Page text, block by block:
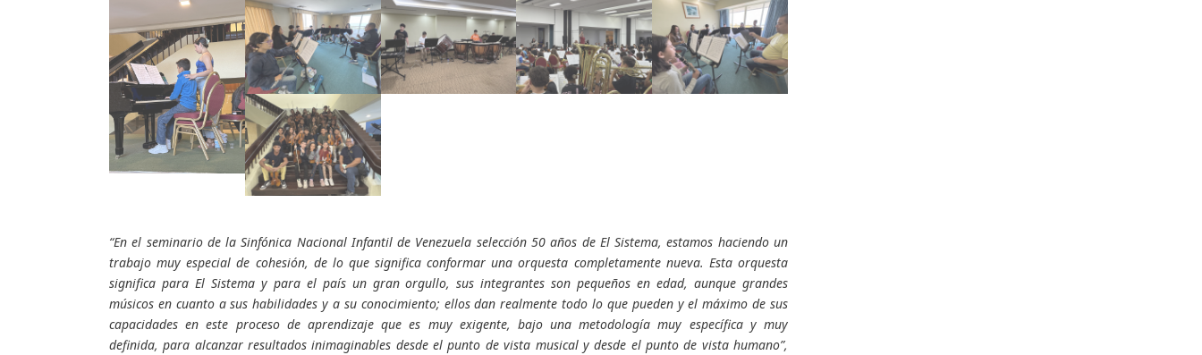
“En el seminario de la Sinfónica Nacional Infantil de Venezuela selección 50 años de El Sistema, estamos haciendo un
trabajo muy especial de cohesión, de lo que significa conformar una orquesta completamente nueva. Esta orquesta
significa para El Sistema y para el país un gran orgullo, sus integrantes son pequeños en edad, aunque grandes
músicos en cuanto a sus habilidades y a su conocimiento; ellos dan realmente todo lo que pueden y el máximo de sus
capacidades en este proceso de aprendizaje que es muy exigente, bajo una metodología muy específica y muy
definida, para alcanzar resultados inimaginables desde el punto de vista musical y desde el punto de vista humano”,